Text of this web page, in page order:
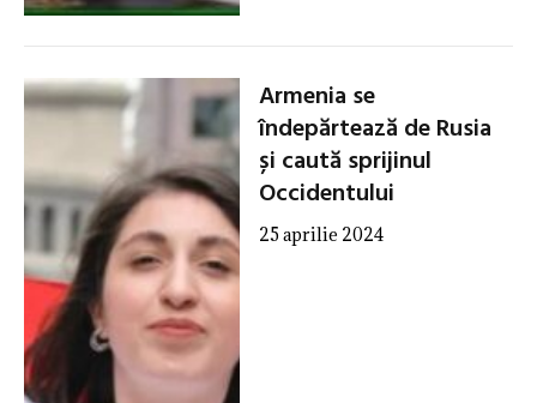
Armenia se
îndepărtează de Rusia
și caută sprijinul
Occidentului
25 aprilie 2024